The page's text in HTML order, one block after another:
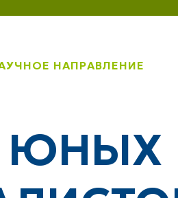
НАПРАВЛЕНИЕ
ЮНЫХ